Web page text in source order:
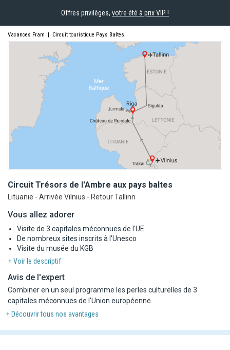
Offres privilèges, votre été à prix VIP !
Vacances Fram | Circuit touristique Pays Baltes
Circuit Trésors de l'Ambre aux pays baltes
Lituanie - Arrivée Vilnius - Retour Tallinn
Vous allez adorer
Visite de 3 capitales méconnues de l'UE
De nombreux sites inscrits à l'Unesco
Visite du musée du KGB
+ Voir le descriptif
Avis de l'expert
Combiner en un seul programme les perles culturelles de 3
capitales méconnues de l'Union européenne.
+ Découvrir tous nos avantages